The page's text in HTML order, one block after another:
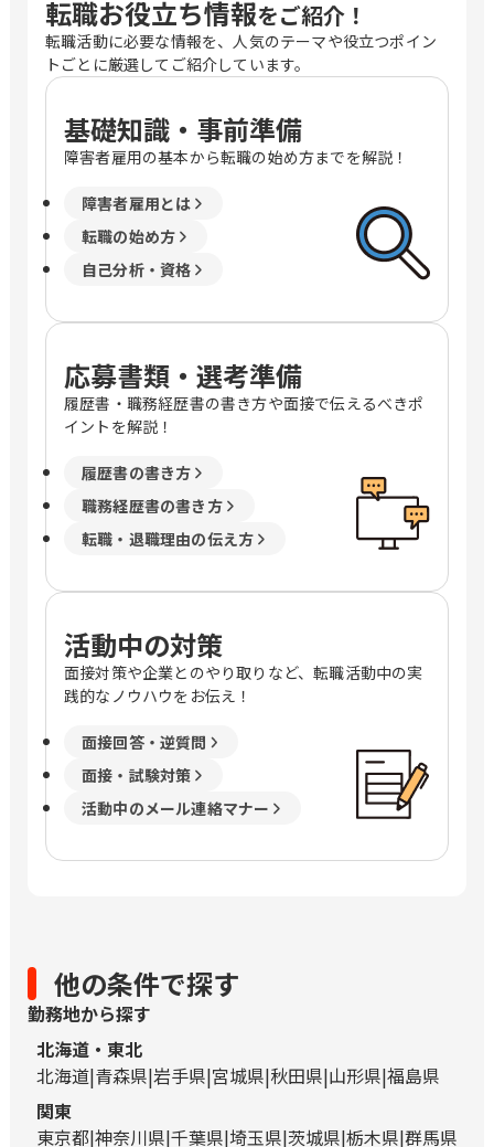
転職お役立ち情報をご紹介！
転職活動に必要な情報を、人気のテーマや役立つポイン
トごとに厳選してご紹介しています。
基礎知識・事前準備
障害者雇用の基本から転職の始め方までを解説！
障害者雇用とは
転職の始め方
自己分析・資格
応募書類・選考準備
履歴書・職務経歴書の書き方や面接で伝えるべきポ
イントを解説！
履歴書の書き方
職務経歴書の書き方
転職・退職理由の伝え方
活動中の対策
面接対策や企業とのやり取りなど、転職活動中の実
践的なノウハウをお伝え！
面接回答・逆質問
面接・試験対策
活動中のメール連絡マナー
他の条件で探す
勤務地から探す
北海道・東北
北海道 青森県 岩手県 宮城県 秋田県 山形県 福島県
関東
東京都 神奈川県 千葉県 埼玉県 茨城県 栃木県 群馬県